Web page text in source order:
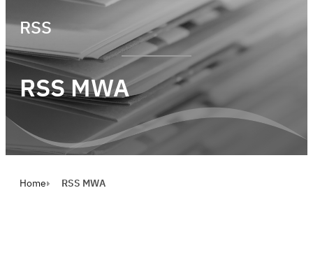
RSS
RSS MWA
Home RSS MWA